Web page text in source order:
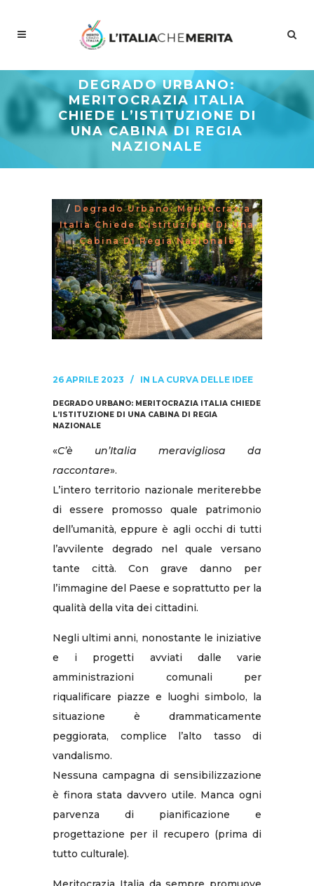
DEGRADO URBANO:
MERITOCRAZIA ITALIA
CHIEDE L’ISTITUZIONE DI
UNA CABINA DI REGIA
NAZIONALE
/ Degrado Urbano: Meritocrazia
Italia Chiede L’istituzione Di Una
Cabina Di Regia Nazionale
26 APRILE 2023 IN LA CURVA DELLE IDEE
DEGRADO URBANO: MERITOCRAZIA ITALIA CHIEDE
L’ISTITUZIONE DI UNA CABINA DI REGIA
NAZIONALE
«C’è un’Italia meravigliosa da
raccontare».
L’intero territorio nazionale meriterebbe
di essere promosso quale patrimonio
dell’umanità, eppure è agli occhi di tutti
l’avvilente degrado nel quale versano
tante città. Con grave danno per
l’immagine del Paese e soprattutto per la
qualità della vita dei cittadini.
Negli ultimi anni, nonostante le iniziative
e i progetti avviati dalle varie
amministrazioni comunali per
riqualificare piazze e luoghi simbolo, la
situazione è drammaticamente
peggiorata, complice l’alto tasso di
vandalismo.
Nessuna campagna di sensibilizzazione
è finora stata davvero utile. Manca ogni
parvenza di pianificazione e
progettazione per il recupero (prima di
tutto culturale).